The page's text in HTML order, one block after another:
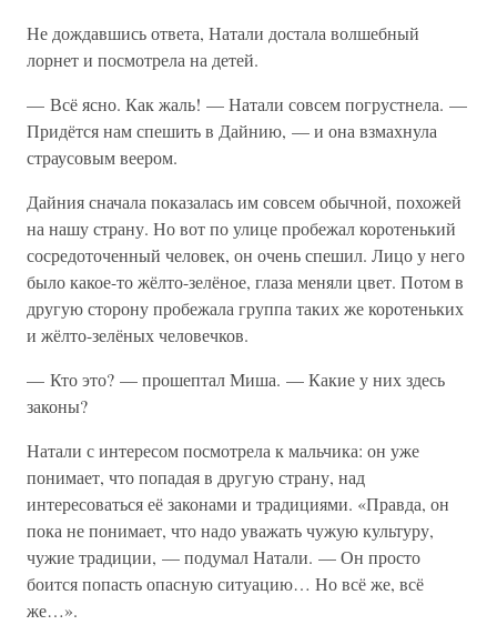
Не дождавшись ответа, Натали достала волшебный
лорнет и посмотрела на детей.
— Всё ясно. Как жаль! — Натали совсем погрустнела. —
Придётся нам спешить в Дайнию, — и она взмахнула
страусовым веером.
Дайния сначала показалась им совсем обычной, похожей
на нашу страну. Но вот по улице пробежал коротенький
сосредоточенный человек, он очень спешил. Лицо у него
было какое-то жёлто-зелёное, глаза меняли цвет. Потом в
другую сторону пробежала группа таких же коротеньких
и жёлто-зелёных человечков.
— Кто это? — прошептал Миша. — Какие у них здесь
законы?
Натали с интересом посмотрела к мальчика: он уже
понимает, что попадая в другую страну, над
интересоваться её законами и традициями. «Правда, он
пока не понимает, что надо уважать чужую культуру,
чужие традиции, — подумал Натали. — Он просто
боится попасть опасную ситуацию… Но всё же, всё
же…».